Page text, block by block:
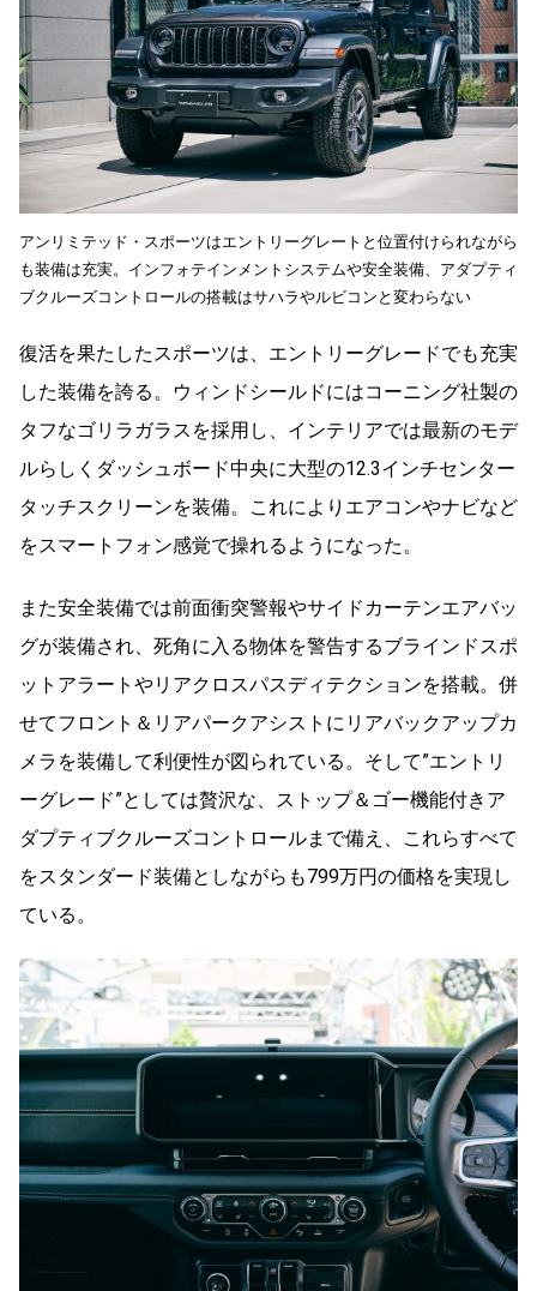
アンリミテッド・スポーツはエントリーグレートと位置付けられながら
も装備は充実。インフォテインメントシステムや安全装備、アダプティ
ブクルーズコントロールの搭載はサハラやルビコンと変わらない
復活を果たしたスポーツは、エントリーグレードでも充実
した装備を誇る。ウィンドシールドにはコーニング社製の
タフなゴリラガラスを採用し、インテリアでは最新のモデ
ルらしくダッシュボード中央に大型の12.3インチセンター
タッチスクリーンを装備。これによりエアコンやナビなど
をスマートフォン感覚で操れるようになった。
また安全装備では前面衝突警報やサイドカーテンエアバッ
グが装備され、死角に入る物体を警告するブラインドスポ
ットアラートやリアクロスパスディテクションを搭載。併
せてフロント＆リアパークアシストにリアバックアップカ
メラを装備して利便性が図られている。そして”エントリ
ーグレード”としては贅沢な、ストップ＆ゴー機能付きア
ダプティブクルーズコントロールまで備え、これらすべて
をスタンダード装備としながらも799万円の価格を実現し
ている。